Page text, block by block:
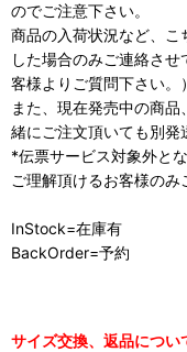
のでご注意下さい。
商品の入荷状況など、
した場合のみご連絡さ
客様よりご質問下さい。）
また、現在発売中の商
緒にご注文頂いても別発
*伝票サービス対象外とな
ご理解頂けるお客様のみ
InStock=在庫有
BackOrder=予約
サイズ交換、返品につい